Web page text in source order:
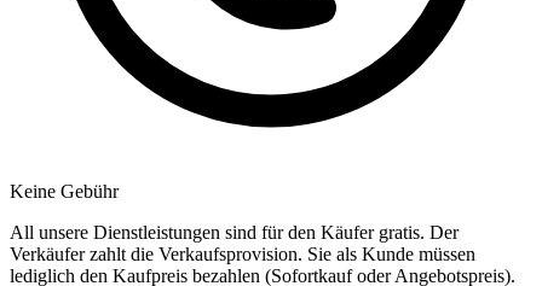
Keine Gebühr
All unsere Dienstleistungen sind für den Käufer gratis. Der
Verkäufer zahlt die Verkaufsprovision. Sie als Kunde müssen
lediglich den Kaufpreis bezahlen (Sofortkauf oder Angebotspreis).